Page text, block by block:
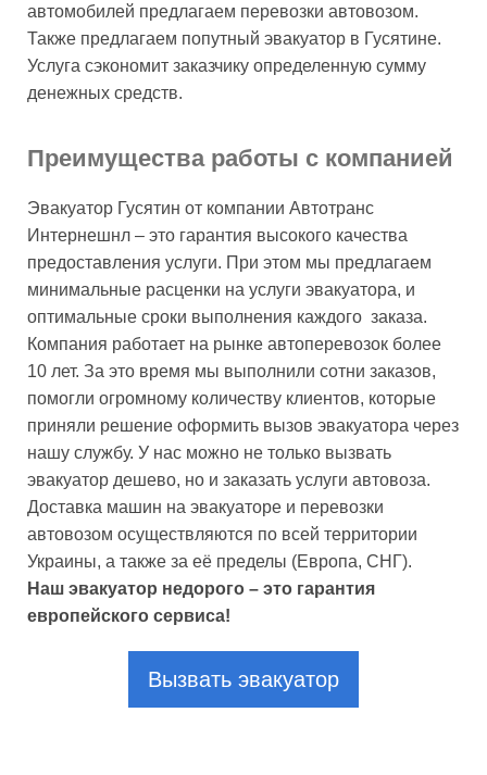
автомобилей предлагаем перевозки автовозом.
Также предлагаем попутный эвакуатор в Гусятине.
Услуга сэкономит заказчику определенную сумму
денежных средств.
Преимущества работы с компанией
Эвакуатор Гусятин от компании Автотранс
Интернешнл – это гарантия высокого качества
предоставления услуги. При этом мы предлагаем
минимальные расценки на услуги эвакуатора, и
оптимальные сроки выполнения каждого заказа.
Компания работает на рынке автоперевозок более
10 лет. За это время мы выполнили сотни заказов,
помогли огромному количеству клиентов, которые
приняли решение оформить вызов эвакуатора через
нашу службу. У нас можно не только вызвать
эвакуатор дешево, но и заказать услуги автовоза.
Доставка машин на эвакуаторе и перевозки
автовозом осуществляются по всей территории
Украины, а также за её пределы (Европа, СНГ).
Наш эвакуатор недорого – это гарантия
европейского сервиса!
Вызвать эвакуатор